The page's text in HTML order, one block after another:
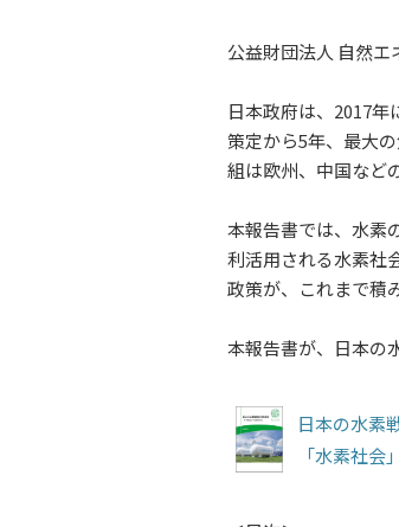
公益財団法人 自然エ
日本政府は、2017年
策定から5年、最大
組は欧州、中国など
本報告書では、水素
利活用される水素社
政策が、これまで積
本報告書が、日本の
日本の水素
「水素社会